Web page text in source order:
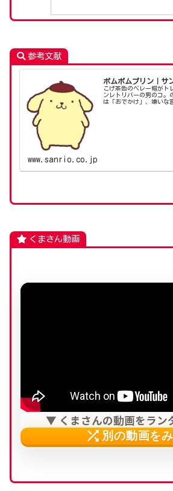
参考文献
ポムポムプリン｜サ
こげ茶色のベレー帽がト
ンレトリバーの男のコ。
は「おでかけ」、嫌いな
www.sanrio.co.jp
くまさん動画
▼ くまさんの動画をラン
shuffle 別の動画を